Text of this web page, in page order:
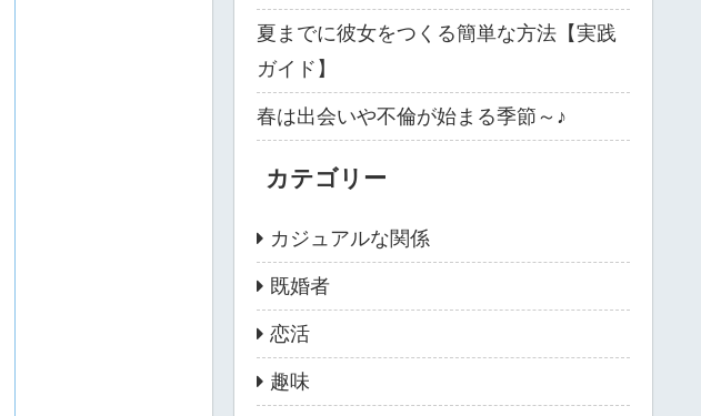
夏までに彼女をつくる簡単な方法【実践
ガイド】
春は出会いや不倫が始まる季節～♪
カテゴリー
カジュアルな関係
既婚者
恋活
趣味